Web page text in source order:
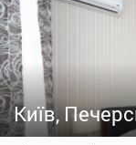
Київ,